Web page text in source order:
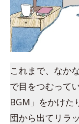
これまで、なか
で目をつむって
BGM」をかけた
団から出てリラ